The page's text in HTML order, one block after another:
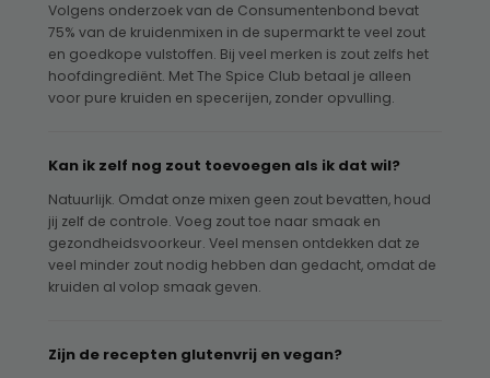
Volgens onderzoek van de Consumentenbond bevat
75% van de kruidenmixen in de supermarkt te veel zout
en goedkope vulstoffen. Bij veel merken is zout zelfs het
hoofdingrediënt. Met The Spice Club betaal je alleen
voor pure kruiden en specerijen, zonder opvulling.
Kan ik zelf nog zout toevoegen als ik dat wil?
Natuurlijk. Omdat onze mixen geen zout bevatten, houd
jij zelf de controle. Voeg zout toe naar smaak en
gezondheidsvoorkeur. Veel mensen ontdekken dat ze
veel minder zout nodig hebben dan gedacht, omdat de
kruiden al volop smaak geven.
Zijn de recepten glutenvrij en vegan?